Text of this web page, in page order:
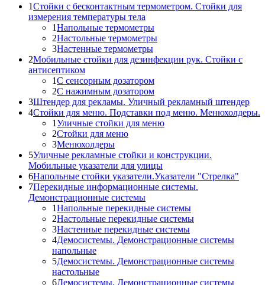
1Стойки с бесконтактным термометром. Стойки для
измерения температуры тела
1Напольные термометры
2Настольные термометры
3Настенные термометры
2Мобильные стойки для дезинфекции рук. Стойки с
антисептиком
1С сенсорным дозатором
2С нажимным дозатором
3Штендер для рекламы. Уличный рекламный штендер
4Стойки для меню. Подставки под меню. Менюхолдеры.
1Уличные стойки для меню
2Стойки для меню
3Менюхолдеры
5Уличные рекламные стойки и конструкции.
Мобильные указатели для улицы
6Напольные стойки указатели.Указатели "Стрелка"
7Перекидные информационные системы.
Демонстрационные системы
1Напольные перекидные системы
2Настольные перекидные системы
3Настенные перекидные системы
4Демосистемы. Демонстрационные системы
напольные
5Демосистемы. Демонстрационные системы
настольные
6Демосистемы. Демонстрационные системы